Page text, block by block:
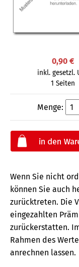
0,90 €
inkl. gesetzl.
1 Seiten
Menge:
Wenn Sie nicht
können Sie auch
zurücktreten. Die
eingezahlten
zurückerstatten.
Rahmen des
anrechnen lassen.